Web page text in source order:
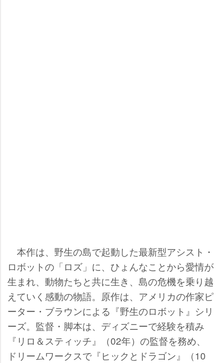
本作は、野生の島で起動した最新型アシスト・
ロボットの「ロズ」に、ひょんなことから愛情が
生まれ、動物たちと共に生き、島の危機を乗り越
えていく感動の物語。原作は、アメリカの作家ピ
ーター・ブラウンによる『野生のロボット』シリ
ーズ。監督・脚本は、ディズニーで経験を積み
『リロ＆スティッチ』（02年）の監督を務め、
ドリームワークスで『ヒックとドラゴン』（10